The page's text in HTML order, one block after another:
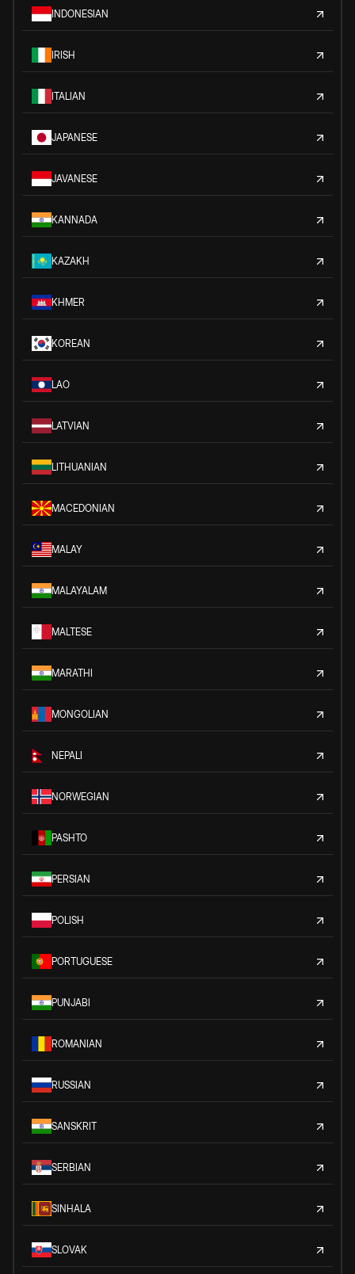
INDONESIAN
IRISH
ITALIAN
JAPANESE
JAVANESE
KANNADA
KAZAKH
KHMER
KOREAN
LAO
LATVIAN
LITHUANIAN
MACEDONIAN
MALAY
MALAYALAM
MALTESE
MARATHI
MONGOLIAN
NEPALI
NORWEGIAN
PASHTO
PERSIAN
POLISH
PORTUGUESE
PUNJABI
ROMANIAN
RUSSIAN
SANSKRIT
SERBIAN
SINHALA
SLOVAK